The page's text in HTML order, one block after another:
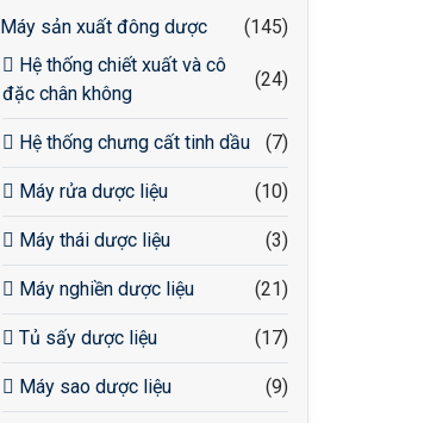
Máy sản xuất đông dược
(145)
Hệ thống chiết xuất và cô
đặc chân không
(24)
Hệ thống chưng cất tinh dầu (7)
Máy rửa dược liệu (10)
Máy thái dược liệu (3)
Máy nghiền dược liệu (21)
Tủ sấy dược liệu (17)
Máy sao dược liệu (9)